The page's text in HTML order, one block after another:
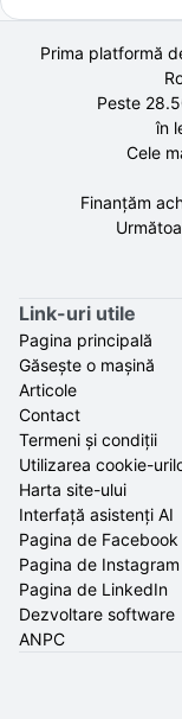
Prima platformă
Peste
în
Cele
Finanțăm
Link-uri utile
Pagina principală
Găsește o mașină
Articole
Contact
Termeni și condiții
Utilizarea cookie-
Harta site-ului
Interfață asistenți AI
Pagina de Facebook
Pagina de Instagram
Pagina de LinkedIn
Dezvoltare software
ANPC